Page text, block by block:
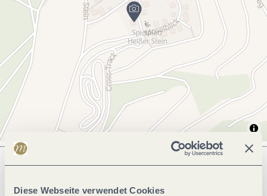
Diese Webseite verwendet Cookies
Was möchtest du als nächstes tun?